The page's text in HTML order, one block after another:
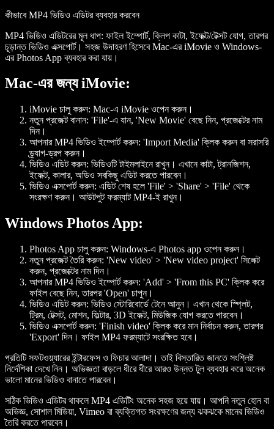
কীভাবে MP4 ভিডিও এডিটর ব্যবহার করবেন
MP4 ভিডিও এডিটরের মূল ধাপ: ফাইল ইম্পোর্ট, ক্লিপ কাটা, ইফেক্ট/টেক্সট যোগ, তারপর
চূড়ান্ত ভিডিও এক্সপোর্ট। সহজ উদাহরণ হিসেবে Mac-এর iMovie ও Windows-
এর Photos App ব্যবহার করা যায়।
Mac-এর জন্য iMovie:
iMovie চালু করুন: Mac-এ iMovie ওপেন করুন।
নতুন প্রজেক্ট বানান: 'File'-এ যান, 'New Movie' বেছে নিন, প্রজেক্টের নাম
দিন।
আপনার MP4 ভিডিও ইম্পোর্ট করুন: 'Import Media' ক্লিক করুন বা সরাসরি
ড্র্যাগ-ড্রপ করুন।
ভিডিও এডিট করুন: ভিডিওটি টাইমলাইনে রাখুন। এখানে কাটা, ট্রানজিশন,
ইফেক্ট, কালার, অডিও সবকিছু এডিট করতে পারবেন।
ভিডিও এক্সপোর্ট করুন: এডিট শেষ হলে 'File' > 'Share' > 'File' থেকে
সংরক্ষণ করুন। আউটপুট ফরম্যাট MP4-ই রাখুন।
Windows Photos App:
Photos App চালু করুন: Windows-এ Photos app ওপেন করুন।
নতুন প্রজেক্ট তৈরি করুন: 'New video' > 'New video project' সিলেক্ট
করুন, প্রজেক্টের নাম দিন।
আপনার MP4 ভিডিও ইম্পোর্ট করুন: 'Add' > 'From this PC' ক্লিক করে
ফাইল বেছে নিন, তারপর 'Open' চাপুন।
ভিডিও এডিট করুন: ভিডিও স্টোরিবোর্ডে টেনে আনুন। এখান থেকে স্প্লিট,
ট্রিম, টেক্সট, মোশন, ফিল্টার, 3D ইফেক্ট, মিউজিক যোগ করতে পারবেন।
ভিডিও এক্সপোর্ট করুন: 'Finish video' ক্লিক করে মান নির্বাচন করুন, তারপর
'Export' দিন। ফাইল MP4 ফরম্যাটে সংরক্ষিত হবে।
প্রতিটি সফটওয়্যারের ইন্টারফেস ও ফিচার আলাদা। তাই বিস্তারিত জানতে সংশ্লিষ্ট
নির্দেশিকা দেখে নিন। অভিজ্ঞতা বাড়লে ধীরে ধীরে আরও উন্নত টুল ব্যবহার করে অনেক
ভালো মানের ভিডিও বানাতে পারবেন।
সঠিক ভিডিও এডিটর থাকলে MP4 এডিটিং অনেক সহজ হয়ে যায়। আপনি নতুন হোন বা
অভিজ্ঞ, সোশাল মিডিয়া, Vimeo বা ব্যক্তিগত সংরক্ষণের জন্য ঝকঝকে মানের ভিডিও
তৈরি করতে পারবেন।